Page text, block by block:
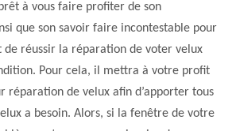
à vous faire profiter de son
que son savoir faire incontestable pour
de réussir la réparation de voter velux
Pour cela, il mettra à votre profit
réparation de velux afin d’apporter tous
a besoin. Alors, si la fenêtre de votre